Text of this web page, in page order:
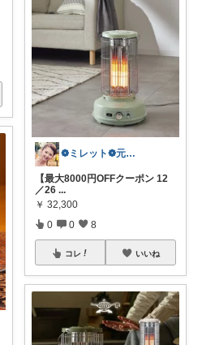
❁ミレット❁元国際線CAママ✈️
【最大8000円OFFクーポン 12
／26 ...
￥ 32,300
0 0 8
コレ いいね